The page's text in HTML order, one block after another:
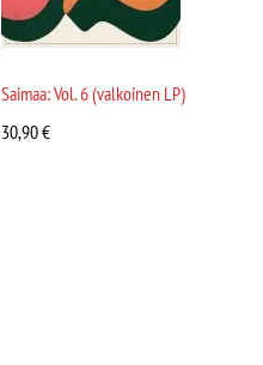
Saimaa: Vol. 6 (valkoinen LP)
30,90€